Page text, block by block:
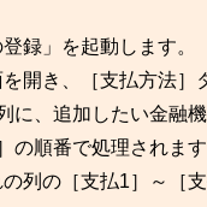
録」を起動します。
開き、［支払方法］
、追加したい金融
順番で処理されます
列の［支払1］～［